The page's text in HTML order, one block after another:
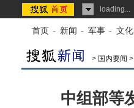
loading...
首页 - 新闻 - 军事 - 文化
> 国内要闻 >
中组部等